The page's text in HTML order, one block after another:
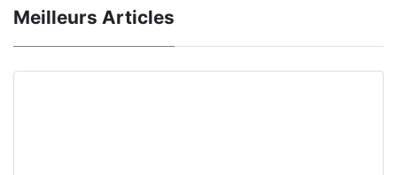
Meilleurs Articles